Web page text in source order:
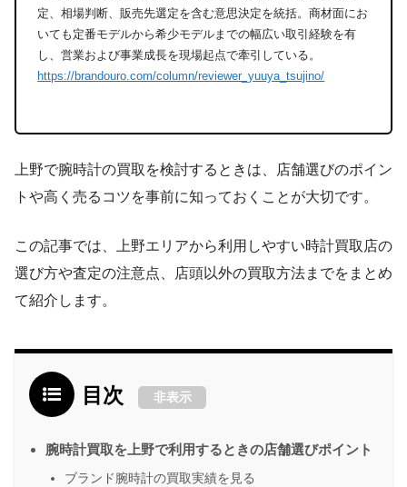
定、相場判断、販売先選定を含む意思決定を統括。商材面にお
いても定番モデルから希少モデルまでの幅広い取引経験を有
し、営業および事業成長を現場起点で牽引している。
https://brandouro.com/column/reviewer_yuuya_tsujino/
上野で腕時計の買取を検討するときは、店舗選びのポイン
トや高く売るコツを事前に知っておくことが大切です。
この記事では、上野エリアから利用しやすい時計買取店の
選び方や査定の注意点、店頭以外の買取方法までをまとめ
て紹介します。
目次 非表示
腕時計買取を上野で利用するときの店舗選びポイント
ブランド腕時計の買取実績を見る